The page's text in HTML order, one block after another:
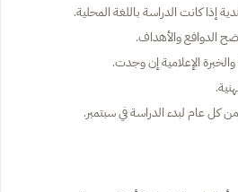
إذا كانت الدراسة باللغة المحلية.
الدوافع والأهداف.
الإعلامية إن وجدت.